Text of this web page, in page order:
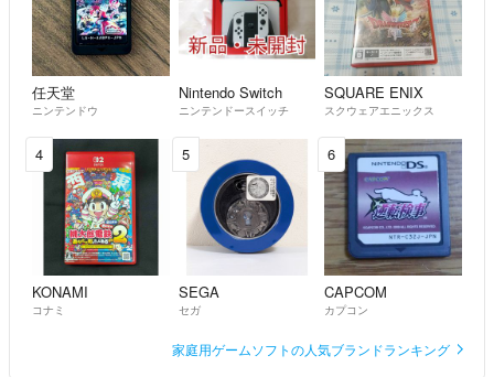
任天堂
ニンテンドウ
Nintendo Switch
ニンテンドースイッチ
SQUARE ENIX
スクウェアエニックス
4
KONAMI
コナミ
5
SEGA
セガ
6
CAPCOM
カプコン
家庭用ゲームソフトの人気ブランドランキング